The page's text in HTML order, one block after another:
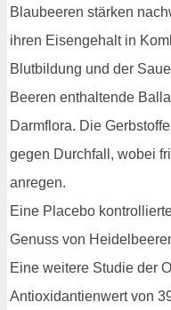
Blaubeeren stärken
ihren Eisengehalt in
Blutbildung und der
Beeren enthaltende
Darmflora. Die
gegen Durchfall, wobei
anregen.
Eine Placebo
Genuss von
Eine weitere Studie der
Antioxidantienwert von